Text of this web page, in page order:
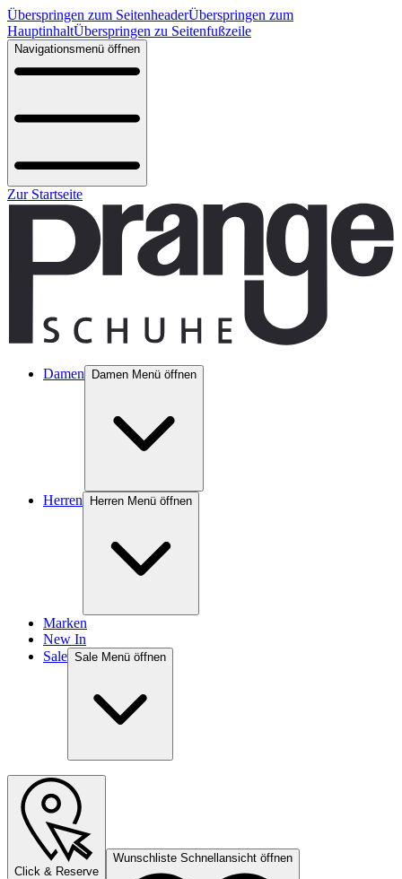
Überspringen zum SeitenheaderÜberspringen zum
HauptinhaltÜberspringen zu Seitenfußzeile
Navigationsmenü öffnen
Zur Startseite
Damen Damen Menü öffnen
Herren Herren Menü öffnen
Marken
New In
Sale Sale Menü öffnen
Click & Reserve
Wunschliste Schnellansicht öffnen